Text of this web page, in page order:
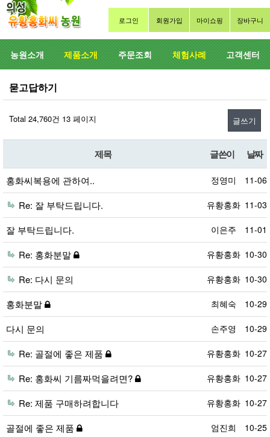
로그인 회원가입 마이쇼핑 장바구니
농원소개 제품소개 주문조회 체험사례 고객센터
묻고답하기
Total 24,760건 13 페이지 글쓰기
제목 글쓴이 날짜
홍화씨복용에 관하여.. 정영미 11-06
Re: 잘 부탁드립니다. 유황홍화 11-03
잘 부탁드립니다. 이은주 11-01
Re: 홍화분말 유황홍화 10-30
Re: 다시 문의 유황홍화 10-30
홍화분말 최혜숙 10-29
다시 문의 손주영 10-29
Re: 골절에 좋은 제품 유황홍화 10-27
Re: 홍화씨 기름짜먹을려면? 유황홍화 10-27
Re: 제품 구매하려합니다 유황홍화 10-27
골절에 좋은 제품 엄진희 10-25